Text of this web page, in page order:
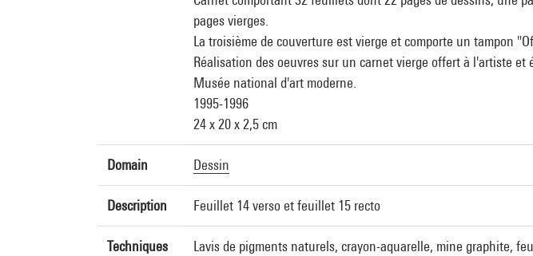
pages vierges.
La troisième de couverture est vierge et comporte un tampon
Réalisation des oeuvres sur un carnet vierge offert à l'artiste
Musée national d'art moderne.
1995-1996
24 x 20 x 2,5 cm
Domain Dessin
Description Feuillet 14 verso et feuillet 15 recto
Techniques Lavis de pigments naturels, crayon-aquarelle, mine graphite,